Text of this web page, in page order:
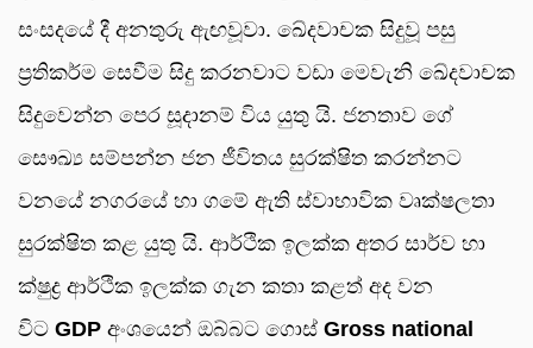
සංසදයේ දී අනතුරු ඇඟවූවා. ඛේදවාචක සිදුවූ පසු
ප්‍රතිකර්ම සෙවීම සිදු කරනවාට වඩා මෙවැනි ඛේදවාචක
සිදුවෙන්න පෙර සූදානම් විය යුතු යි. ජනතාව ගේ
සෞඛ්‍ය සම්පන්න ජන ජීවිතය සුරක්ෂිත කරන්නට
වනයේ නගරයේ හා ගමේ ඇති ස්වාභාවික වෘක්ෂලතා
සුරක්ෂිත කළ යුතු යි. ආර්ථික ඉලක්ක අතර සාර්ව හා
ක්ෂුද්‍ර ආර්ථික ඉලක්ක ගැන කතා කළත් අද වන
විට GDP අංශයෙන් ඔබ්බට ගොස් Gross national